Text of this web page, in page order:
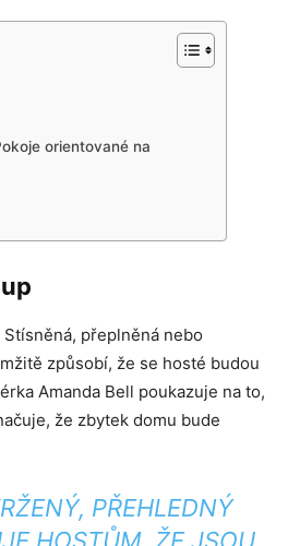
orientované na
přeplněná nebo
způsobí, že se hosté budou
Amanda Bell poukazuje na to,
že zbytek domu bude
PŘEHLEDNÝ